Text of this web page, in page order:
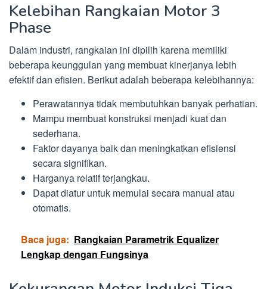
Kelebihan Rangkaian Motor 3
Phase
Dalam industri, rangkaian ini dipilih karena memiliki
beberapa keunggulan yang membuat kinerjanya lebih
efektif dan efisien. Berikut adalah beberapa kelebihannya:
Perawatannya tidak membutuhkan banyak perhatian.
Mampu membuat konstruksi menjadi kuat dan
sederhana.
Faktor dayanya baik dan meningkatkan efisiensi
secara signifikan.
Harganya relatif terjangkau.
Dapat diatur untuk memulai secara manual atau
otomatis.
Baca juga: Rangkaian Parametrik Equalizer
Lengkap dengan Fungsinya